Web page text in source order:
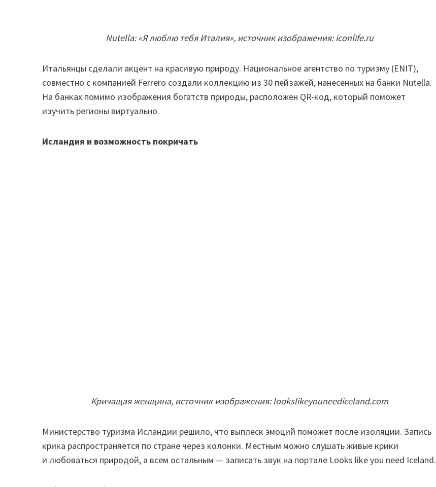
Nutella: «Я люблю тебя Италия», источник изображения: iconlife.ru
Итальянцы сделали акцент на красивую природу. Национальное агентство по туризму (ENIT),
совместно с компанией Ferrero создали коллекцию из 30 пейзажей, нанесенных на банки Nutella.
На банках помимо изображения богатств природы, расположен QR-код, который поможет
изучить регионы виртуально.
Исландия и возможность покричать
Кричащая женщина, источник изображения: lookslikeyouneediceland.com
Министерство туризма Исландии решило, что выплеск эмоций поможет после изоляции. Запись
крика распространяется по стране через колонки. Местным можно слушать живые крики
и любоваться природой, а всем остальным — записать звук на портале Looks like you need Iceland.